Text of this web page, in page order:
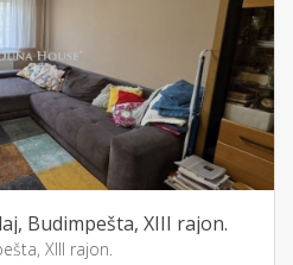
Budimpešta, XIII rajon.
XIII rajon.